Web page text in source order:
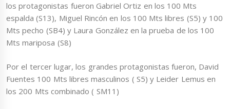
los protagonistas fueron Gabriel Ortiz en los 100 Mts
espalda (S13), Miguel Rincón en los 100 Mts libres (S5) y 100
Mts pecho (SB4) y Laura González en la prueba de los 100
Mts mariposa (S8)
Por el tercer lugar, los grandes protagonistas fueron, David
Fuentes 100 Mts libres masculinos ( S5) y Leider Lemus en
los 200 Mts combinado ( SM11)